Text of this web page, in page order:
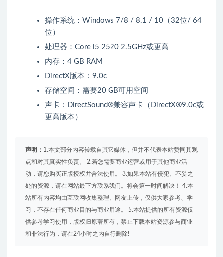
操作系统：Windows 7/8 / 8.1 / 10（32位/ 64
位）
处理器：Core i5 2520 2.5GHz或更高
内存：4 GB RAM
DirectX版本：9.0c
存储空间：需要20 GB可用空间
声卡：DirectSound®兼容声卡（DirectX®9.0c或
更高版本）
声明： 1.本文部分内容转载自其它媒体，但并不代表本站赞同其观
点和对其真实性负责。 2.若您需要商业运营或用于其他商业活
动，请您购买正版授权并合法使用。 3.如果本站有侵犯、不妥之
处的资源，请在网站最下方联系我们。将会第一时间解决！ 4.本
站所有内容均由互联网收集整理、网友上传，仅供大家参考、学
习，不存在任何商业目的与商业用途。 5.本站提供的所有资源仅
供参考学习使用，版权归原著所有，禁止下载本站资源参与商业
和非法行为，请在24小时之内自行删除!